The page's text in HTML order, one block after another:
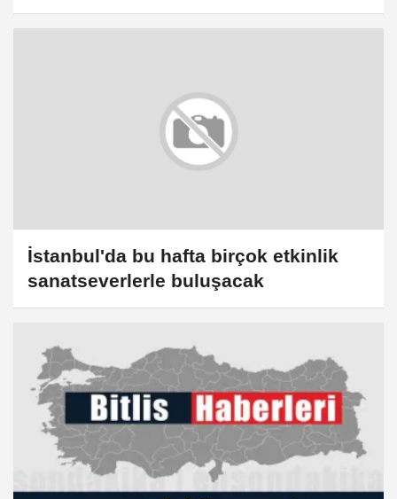
İstanbul'da bu hafta birçok etkinlik
sanatseverlerle buluşacak